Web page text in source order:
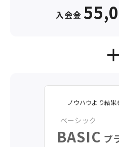
入会金
ノウハウより結
ベーシック
BASIC プ